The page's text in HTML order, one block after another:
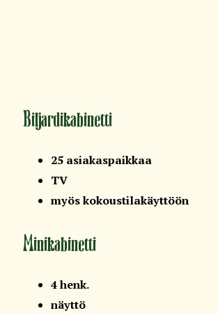
Biljardikabinetti
25 asiakaspaikkaa
TV
myös kokoustilakäyttöön
Minikabinetti
4 henk.
näyttö